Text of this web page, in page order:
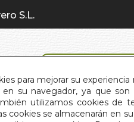
para mejorar su
su navegador, ya que
utilizamos cookies de
cookies se almacenarán en
S.L.
INICIO